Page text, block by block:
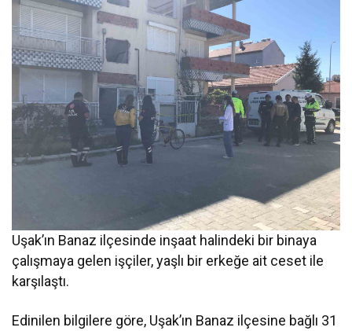
Uşak’ın Banaz ilçesinde inşaat halindeki bir binaya
çalışmaya gelen işçiler, yaşlı bir erkeğe ait ceset ile
karşılaştı.
Edinilen bilgilere göre, Uşak’ın Banaz ilçesine bağlı 31